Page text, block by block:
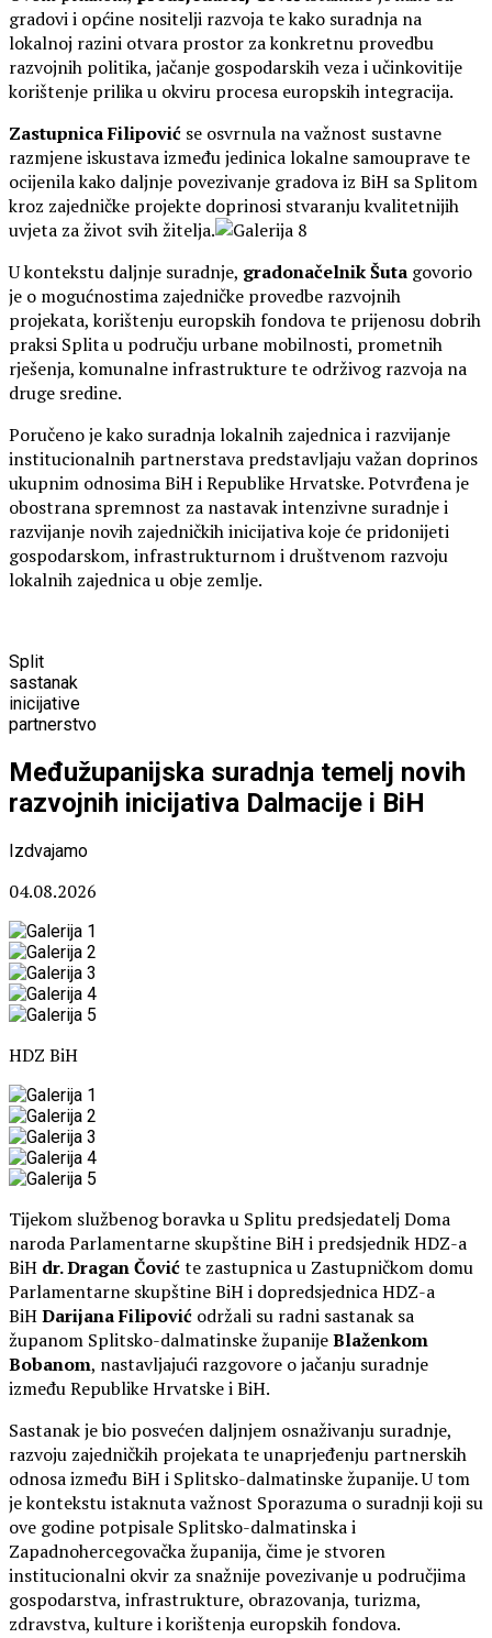
gradovi i općine nositelji razvoja te kako suradnja na
lokalnoj razini otvara prostor za konkretnu provedbu
razvojnih politika, jačanje gospodarskih veza i učinkovitije
korištenje prilika u okviru procesa europskih integracija.
Zastupnica Filipović se osvrnula na važnost sustavne
razmjene iskustava između jedinica lokalne samouprave te
ocijenila kako daljnje povezivanje gradova iz BiH sa Splitom
kroz zajedničke projekte doprinosi stvaranju kvalitetnijih
uvjeta za život svih žitelja.
U kontekstu daljnje suradnje, gradonačelnik Šuta govorio
je o mogućnostima zajedničke provedbe razvojnih
projekata, korištenju europskih fondova te prijenosu dobrih
praksi Splita u području urbane mobilnosti, prometnih
rješenja, komunalne infrastrukture te održivog razvoja na
druge sredine.
Poručeno je kako suradnja lokalnih zajednica i razvijanje
institucionalnih partnerstava predstavljaju važan doprinos
ukupnim odnosima BiH i Republike Hrvatske. Potvrđena je
obostrana spremnost za nastavak intenzivne suradnje i
razvijanje novih zajedničkih inicijativa koje će pridonijeti
gospodarskom, infrastrukturnom i društvenom razvoju
lokalnih zajednica u obje zemlje.
Split
sastanak
inicijative
partnerstvo
Međužupanijska suradnja temelj novih
razvojnih inicijativa Dalmacije i BiH
Izdvajamo
04.08.2026
HDZ BiH
Tijekom službenog boravka u Splitu predsjedatelj Doma
naroda Parlamentarne skupštine BiH i predsjednik HDZ-a
BiH dr. Dragan Čovićte zastupnica u Zastupničkom domu
Parlamentarne skupštine BiH i dopredsjednica HDZ-a
BiHDarijana Filipović održali su radni sastanak sa
županom Splitsko-dalmatinske županijeBlaženkom
Bobanom, nastavljajući razgovore o jačanju suradnje
između Republike Hrvatske i BiH.
Sastanak je bio posvećen daljnjem osnaživanju suradnje,
razvoju zajedničkih projekata te unaprjeđenju partnerskih
odnosa između BiH i Splitsko-dalmatinske županije. U tom
je kontekstu istaknuta važnost Sporazuma o suradnji koji su
ove godine potpisale Splitsko-dalmatinska i
Zapadnohercegovačka županija, čime je stvoren
institucionalni okvir za snažnije povezivanje u područjima
gospodarstva, infrastrukture, obrazovanja, turizma,
zdravstva, kulture i korištenja europskih fondova.